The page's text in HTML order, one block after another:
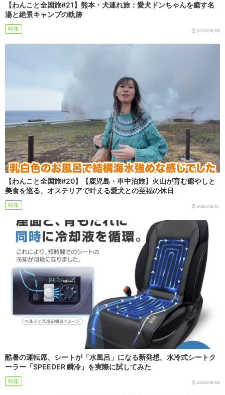
【わんこと全国旅#21】熊本・犬連れ旅：愛犬ドンちゃんを癒す名
湯と絶景キャンプの軌跡
特集 2026/08/08
【わんこと全国旅#20】【鹿児島・車中泊旅】火山が育む癒やしと
美食を巡る、オステリアで叶える愛犬との至福の休日
特集 2026/08/07
酷暑の運転席、シートが「水風呂」になる新発想。水冷式シートク
ーラー「SPEEDER 瞬冷」を実際に試してみた
特集 2026/08/06